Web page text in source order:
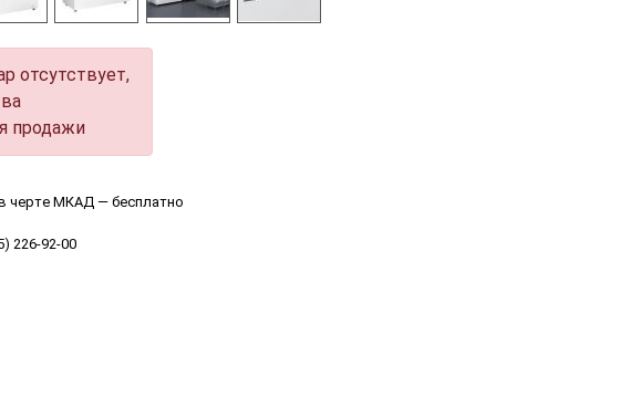
отсутствует,
продажи
черте МКАД — бесплатно
226-92-00